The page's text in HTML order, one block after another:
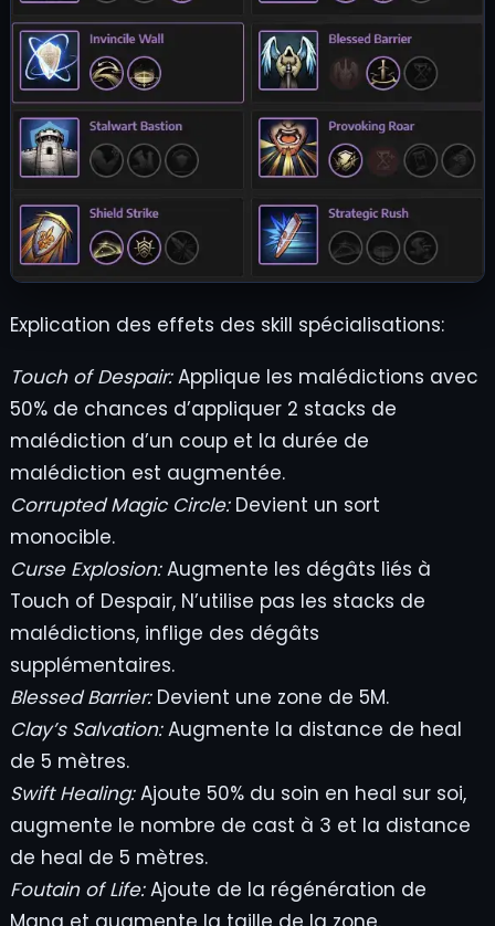
Explication des effets des skill spécialisations:
Touch of Despair:Applique les malédictions avec
50% de chances d’appliquer 2 stacks de
malédiction d’un coup et la durée de
malédiction est augmentée.
Corrupted Magic Circle:Devient un sort
monocible.
Curse Explosion:Augmente les dégâts liés à
Touch of Despair, N’utilise pas les stacks de
malédictions, inflige des dégâts
supplémentaires.
Blessed Barrier:Devient une zone de 5M.
Clay’s Salvation:Augmente la distance de heal
de 5 mètres.
Swift Healing:Ajoute 50% du soin en heal sur soi,
augmente le nombre de cast à 3 et la distance
de heal de 5 mètres.
Foutain of Life:Ajoute de la régénération de